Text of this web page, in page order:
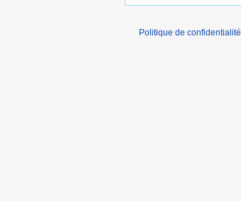
Politique de confidentialité